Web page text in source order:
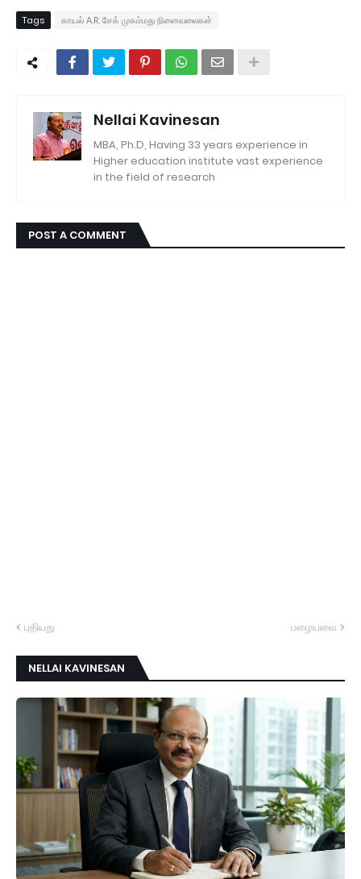
Tags காயல் A.R. சேக் முகம்மது நினைவலைகள்
Nellai Kavinesan
MBA, Ph.D, Having 33 years experience in
Higher education institute vast experience
in the field of research
POST A COMMENT
புதியது பழையவை
NELLAI KAVINESAN